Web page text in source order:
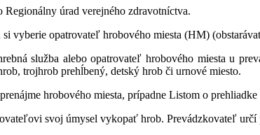
úrad verejného zdravotníctva.
vyberie opatrovateľ hrobového miesta (HM)
služba alebo opatrovateľ hrobového miesta u
trojhrob prehĺbený, detský hrob či urnové miesto.
hrobového miesta, prípadne Listom o
svoj úmysel vykopať hrob. Prevádzkovateľ